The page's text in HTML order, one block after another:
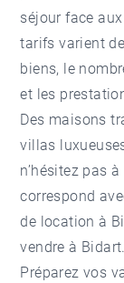
séjour face
tarifs varient
biens, le
et les
Des maisons
villas
n’hésitez pas
correspond
de location à
vendre à Bidart.
Préparez vos